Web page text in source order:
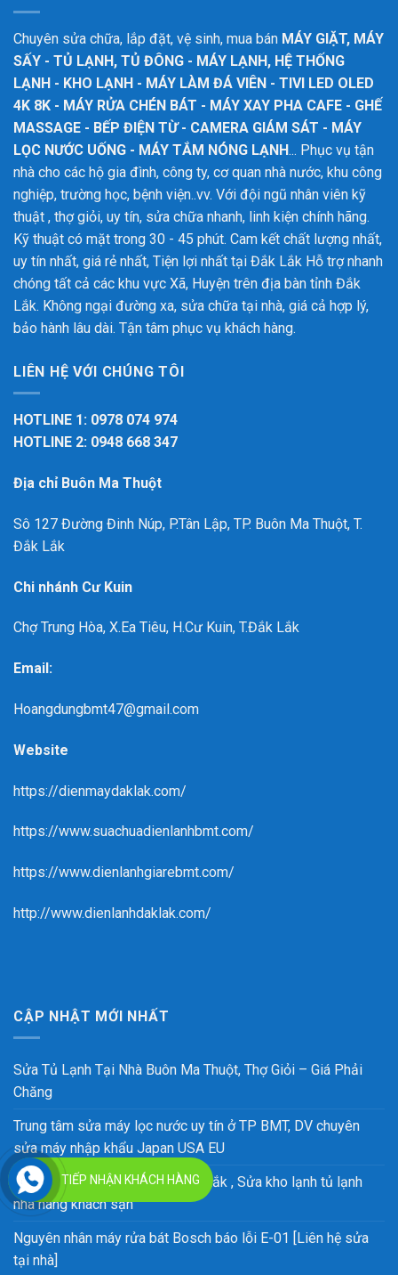
Chuyên sửa chữa, lắp đặt, vệ sinh, mua bán MÁY GIẶT, MÁY
SẤY - TỦ LẠNH, TỦ ĐÔNG - MÁY LẠNH, HỆ THỐNG
LẠNH - KHO LẠNH - MÁY LÀM ĐÁ VIÊN - TIVI LED OLED
4K 8K - MÁY RỬA CHÉN BÁT - MÁY XAY PHA CAFE - GHẾ
MASSAGE - BẾP ĐIỆN TỪ - CAMERA GIÁM SÁT - MÁY
LỌC NƯỚC UỐNG - MÁY TẮM NÓNG LẠNH... Phục vụ tận
nhà cho các hộ gia đình, công ty, cơ quan nhà nước, khu công
nghiệp, trường học, bệnh viện..vv. Với đội ngũ nhân viên kỹ
thuật , thợ giỏi, uy tín, sửa chữa nhanh, linh kiện chính hãng.
Kỹ thuật có mặt trong 30 - 45 phút. Cam kết chất lượng nhất,
uy tín nhất, giá rẻ nhất, Tiện lợi nhất tại Đắk Lắk Hỗ trợ nhanh
chóng tất cả các khu vực Xã, Huyện trên địa bàn tỉnh Đắk
Lắk. Không ngại đường xa, sửa chữa tại nhà, giá cả hợp lý,
bảo hành lâu dài. Tận tâm phục vụ khách hàng.
LIÊN HỆ VỚI CHÚNG TÔI
HOTLINE 1: 0978 074 974
HOTLINE 2: 0948 668 347
Địa chỉ Buôn Ma Thuột
Sô 127 Đường Đinh Núp, P.Tân Lập, TP. Buôn Ma Thuột, T.
Đắk Lắk
Chi nhánh Cư Kuin
Chợ Trung Hòa, X.Ea Tiêu, H.Cư Kuin, T.Đắk Lắk
Email:
Hoangdungbmt47@gmail.com
Website
https://dienmaydaklak.com/
https://www.suachuadienlanhbmt.com/
https://www.dienlanhgiarebmt.com/
http://www.dienlanhdaklak.com/
CẬP NHẬT MỚI NHẤT
Sửa Tủ Lạnh Tại Nhà Buôn Ma Thuột, Thợ Giỏi – Giá Phải
Chăng
Trung tâm sửa máy lọc nước uy tín ở TP BMT, DV chuyên
sửa máy nhập khẩu Japan USA EU
Sửa tủ cấp đông uy tín tại Đắk Lắk , Sửa kho lạnh tủ lạnh
nhà hàng khách sạn
Nguyên nhân máy rửa bát Bosch báo lỗi E-01 [Liên hệ sửa
tại nhà]
TIẾP NHẬN KHÁCH HÀNG